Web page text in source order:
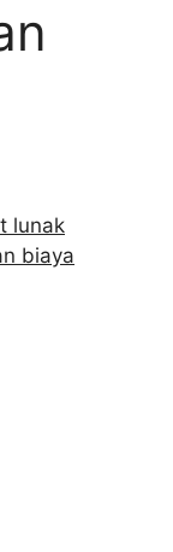
lunak
biaya